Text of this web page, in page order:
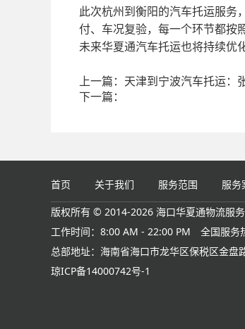
此次杭州到衡阳的汽车托运服务
付、车况复验，每一个环节都按
未来华夏通汽车托运也将持续优
上一篇： 天津到宁波汽车托运：
下一篇：
首页 关于我们 服务范围 服务
版权所有 © 2014-2026 海口华夏通物流服
工作时间：8:00 AM - 22:00 PM
全国服务
总部地址：海南省海口市龙华区保税区金盘
琼ICP备14000742号-1